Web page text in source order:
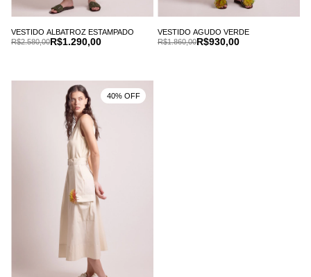
VESTIDO ALBATROZ ESTAMPADO
R$1.290,00
R$2.580,00
VESTIDO AGUDO VERDE
R$930,00
R$1.860,00
40% OFF